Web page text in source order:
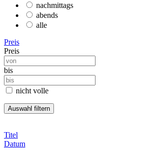
nachmittags
abends
alle
Preis
Preis
bis
nicht volle
Titel
Datum